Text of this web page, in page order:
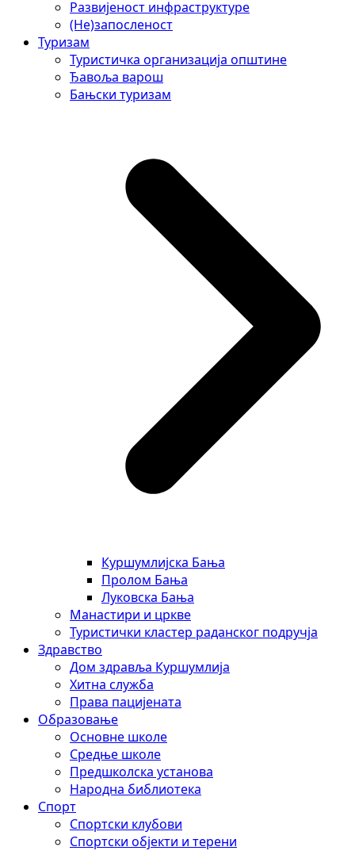
Развијеност инфраструктуре
(Не)запосленост
Туризам
Туристичка организација општине
Ђавоља варош
Бањски туризам
Куршумлијска Бања
Пролом Бања
Луковска Бања
Манастири и цркве
Туристички кластер раданског подручја
Здравство
Дом здравља Куршумлија
Хитна служба
Права пацијената
Образовање
Основне школе
Средње школе
Предшколска установа
Народна библиотека
Спорт
Спортски клубови
Спортски објекти и терени